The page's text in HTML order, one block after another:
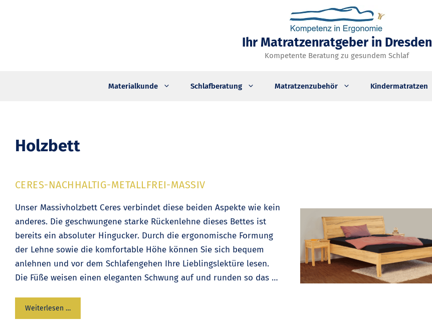
Ihr Matratzenratgeber in Dresden
Kompetente Beratung zu gesundem Schlaf
Materialkunde Schlafberatung Matratzenzubehör Kindermatratzen
Holzbett
CERES-NACHHALTIG-METALLFREI-MASSIV
Unser Massivholzbett Ceres verbindet diese beiden Aspekte wie kein
anderes. Die geschwungene starke Rückenlehne dieses Bettes ist
bereits ein absoluter Hingucker. Durch die ergonomische Formung
der Lehne sowie die komfortable Höhe können Sie sich bequem
anlehnen und vor dem Schlafengehen Ihre Lieblingslektüre lesen.
Die Füße weisen einen eleganten Schwung auf und runden so das …
Weiterlesen …